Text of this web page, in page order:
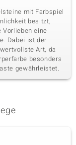
mit Farbspiel
besitzt,
eine
Dabei ist der
Art, da
besonders
gewährleistet.